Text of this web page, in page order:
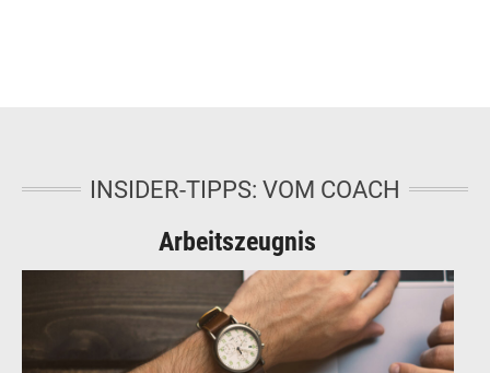
INSIDER-TIPPS: VOM COACH
Arbeitszeugnis